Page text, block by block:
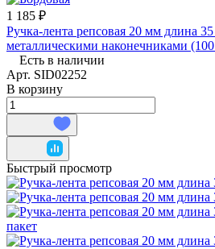
1 185 ₽
Ручка-лента репсовая 20 мм длина
металлическими наконечниками
Есть в наличии
Арт. SID02252
В корзину
Быстрый просмотр